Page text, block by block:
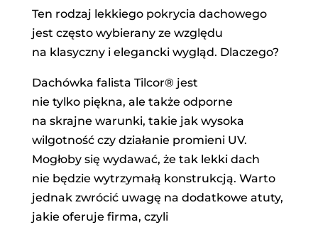
Ten rodzaj lekkiego pokrycia dachowego
jest często wybierany ze względu
na klasyczny i elegancki wygląd. Dlaczego?
Dachówka falista Tilcor® jest
nie tylko piękna, ale także odporne
na skrajne warunki, takie jak wysoka
wilgotność czy działanie promieni UV.
Mogłoby się wydawać, że tak lekki dach
nie będzie wytrzymałą konstrukcją. Warto
jednak zwrócić uwagę na dodatkowe atuty,
jakie oferuje firma, czyli